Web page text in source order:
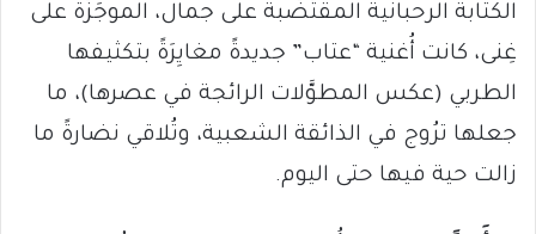
الكتابة الرحبانية المقتَضَبة على جمال، الموجَزَة على
غِنى، كانت أُغنية “عتاب” جديدةً مغايِرَةً بتكثيفها
الطربي (عكس المطوَّلات الرائجة في عصرها)، ما
جعلها ترُوج في الذائقة الشعبية، وتُلاقي نضارةً ما
زالت حية فيها حتى اليوم.